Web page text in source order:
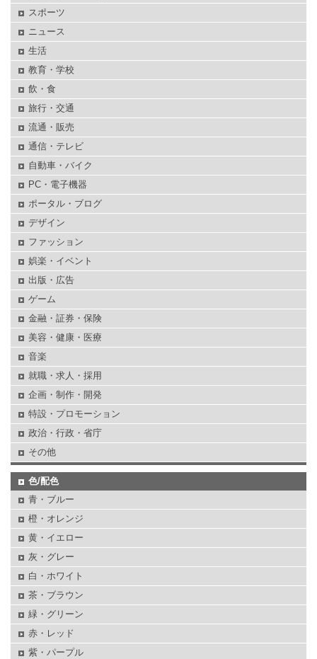
スポーツ
ニュース
生活
教育・学校
飲・食
旅行・交通
流通・販売
通信・テレビ
自動車・バイク
PC・電子機器
ポータル・ブログ
デザイン
ファッション
娯楽・イベント
出版・広告
ゲーム
金融・証券・保険
美容・健康・医療
音楽
就職・求人・採用
企画・制作・開発
特設・プロモーション
政治・行政・省庁
その他
色/配色
青・ブルー
橙・オレンジ
黄・イエロー
灰・グレー
白・ホワイト
茶・ブラウン
緑・グリーン
赤・レッド
紫・パープル